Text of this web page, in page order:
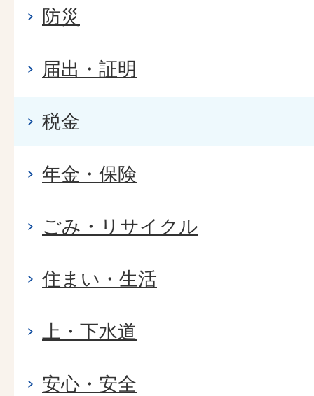
防災
届出・証明
税金
年金・保険
ごみ・リサイクル
住まい・生活
上・下水道
安心・安全